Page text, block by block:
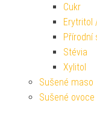
Cukr
Erytritol
Přírodní
Stévia
Xylitol
Sušené maso
Sušené ovoce